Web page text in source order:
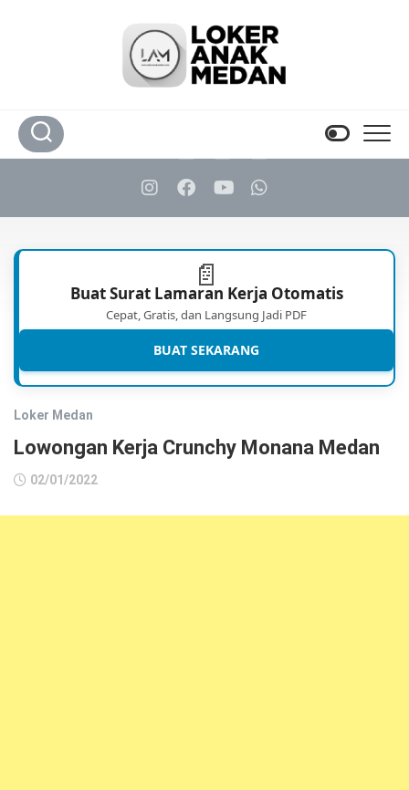
📄
Buat Surat Lamaran Kerja Otomatis
Cepat, Gratis, dan Langsung Jadi PDF
BUAT SEKARANG
Loker Medan
Lowongan Kerja Crunchy Monana Medan
02/01/2022